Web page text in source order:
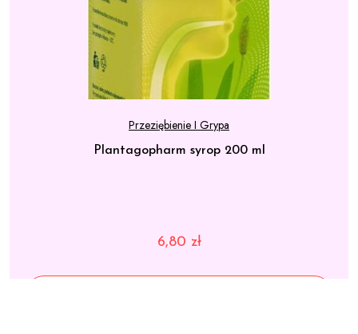
Przeziębienie I Grypa
Plantagopharm syrop 200 ml
6,80 zł